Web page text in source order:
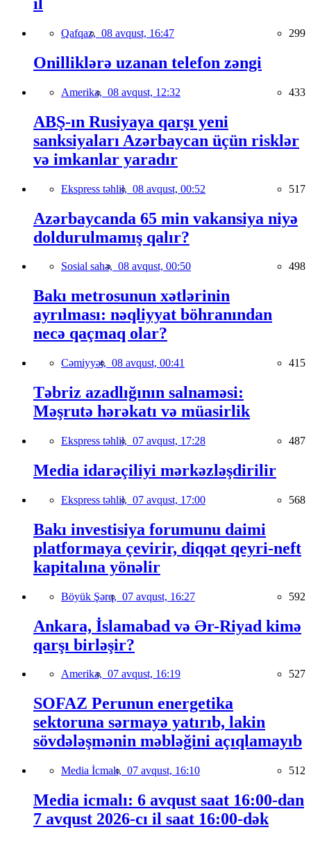
Qafqaz, 08 avqust, 16:47 299
Onilliklərə uzanan telefon zəngi
Amerika, 08 avqust, 12:32 433
ABŞ-ın Rusiyaya qarşı yeni
sanksiyaları Azərbaycan üçün risklər
və imkanlar yaradır
Ekspress təhlil, 08 avqust, 00:52 517
Azərbaycanda 65 min vakansiya niyə
doldurulmamış qalır?
Sosial sahə, 08 avqust, 00:50 498
Bakı metrosunun xətlərinin
ayrılması: nəqliyyat böhranından
necə qaçmaq olar?
Cəmiyyət, 08 avqust, 00:41 415
Təbriz azadlığının salnaməsi:
Məşrutə hərəkatı və müasirlik
Ekspress təhlil, 07 avqust, 17:28 487
Media idarəçiliyi mərkəzləşdirilir
Ekspress təhlil, 07 avqust, 17:00 568
Bakı investisiya forumunu daimi
platformaya çevirir, diqqət qeyri-neft
kapitalına yönəlir
Böyük Şərq, 07 avqust, 16:27 592
Ankara, İslamabad və Ər-Riyad kimə
qarşı birləşir?
Amerika, 07 avqust, 16:19 527
SOFAZ Perunun energetika
sektoruna sərmayə yatırıb, lakin
sövdələşmənin məbləğini açıqlamayıb
Media İcmalı, 07 avqust, 16:10 512
Media icmalı: 6 avqust saat 16:00-dan
7 avqust 2026-cı il saat 16:00-dək